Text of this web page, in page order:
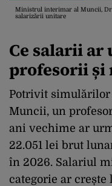
Ministrul interimar al Muncii,
salarizării unitare
Ce salarii ar
profesorii și
Potrivit simulărilor
Muncii, un
ani vechime ar
22.051 lei brut
în 2026. Salariul
categorie ar crește